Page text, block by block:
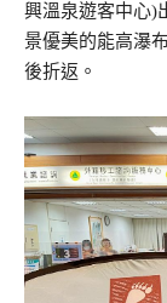
興溫泉遊客中心)
景優美的能高瀑
後折返。